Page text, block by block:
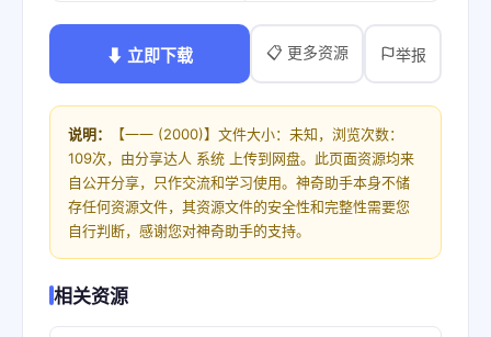
⬇ 立即下载 📋 更多资源 举报
说明：
【一一 (2000)】文件大小：未知，浏览次数：
109次，由分享达人 系统 上传到网盘。此页面资源均来
自公开分享，只作交流和学习使用。神奇助手本身不储
存任何资源文件，其资源文件的安全性和完整性需要您
自行判断，感谢您对神奇助手的支持。
相关资源